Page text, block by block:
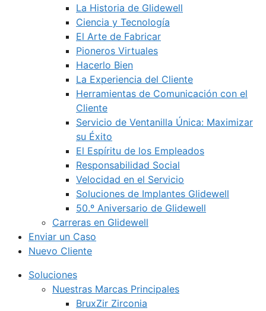
La Historia de Glidewell
Ciencia y Tecnología
El Arte de Fabricar
Pioneros Virtuales
Hacerlo Bien
La Experiencia del Cliente
Herramientas de Comunicación con el
Cliente
Servicio de Ventanilla Única: Maximizar
su Éxito
El Espíritu de los Empleados
Responsabilidad Social
Velocidad en el Servicio
Soluciones de Implantes Glidewell
50.º Aniversario de Glidewell
Carreras en Glidewell
Enviar un Caso
Nuevo Cliente
Soluciones
Nuestras Marcas Principales
BruxZir Zirconia